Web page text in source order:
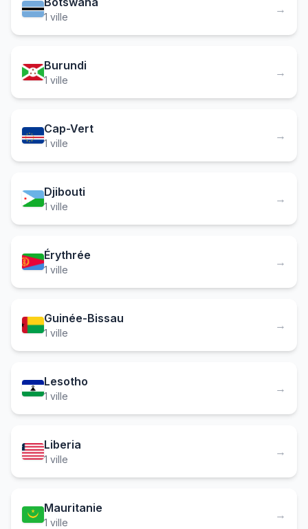
1 ville
→
Burundi
1 ville
→
Cap-Vert
1 ville
→
Djibouti
1 ville
→
Érythrée
1 ville
→
Guinée-Bissau
1 ville
→
Lesotho
1 ville
→
Liberia
1 ville
→
Mauritanie
1 ville
→